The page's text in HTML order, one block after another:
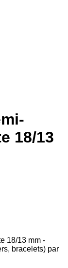
18/13
18/13 mm -
bracelets) par